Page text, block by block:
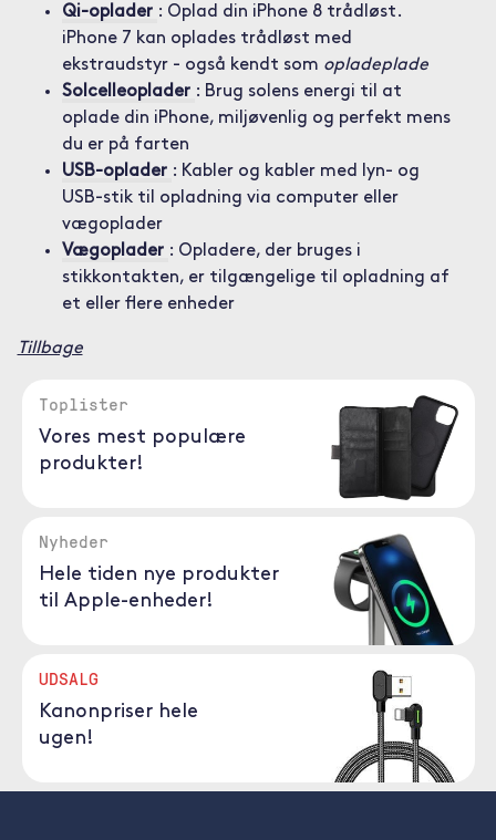
Qi-oplader : Oplad din iPhone 8 trådløst.
iPhone 7 kan oplades trådløst med
ekstraudstyr - også kendt som opladeplade
Solcelleoplader : Brug solens energi til at
oplade din iPhone, miljøvenlig og perfekt mens
du er på farten
USB-oplader : Kabler og kabler med lyn- og
USB-stik til opladning via computer eller
vægoplader
Vægoplader : Opladere, der bruges i
stikkontakten, er tilgængelige til opladning af
et eller flere enheder
Tillbage
Toplister
Vores mest populære
produkter!
Nyheder
Hele tiden nye produkter
til Apple-enheder!
UDSALG
Kanonpriser hele
ugen!